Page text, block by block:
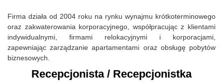
Firma działa od 2004 roku na rynku wynajmu krótkoterminowego
oraz zakwaterowania korporacyjnego, współpracując z klientami
indywidualnymi, firmami relokacyjnymi i korporacjami,
zapewniając zarządzanie apartamentami oraz obsługę pobytów
biznesowych.
Recepcjonista / Recepcjonistka